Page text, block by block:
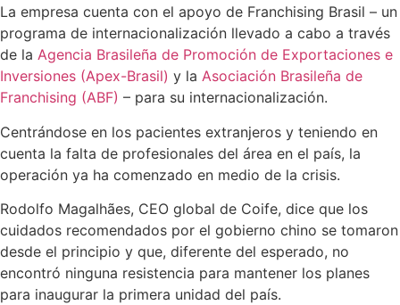
La empresa cuenta con el apoyo de Franchising Brasil – un
programa de internacionalización llevado a cabo a través
de la Agencia Brasileña de Promoción de Exportaciones e
Inversiones (Apex-Brasil) y la Asociación Brasileña de
Franchising (ABF) – para su internacionalización.
Centrándose en los pacientes extranjeros y teniendo en
cuenta la falta de profesionales del área en el país, la
operación ya ha comenzado en medio de la crisis.
Rodolfo Magalhães, CEO global de Coife, dice que los
cuidados recomendados por el gobierno chino se tomaron
desde el principio y que, diferente del esperado, no
encontró ninguna resistencia para mantener los planes
para inaugurar la primera unidad del país.